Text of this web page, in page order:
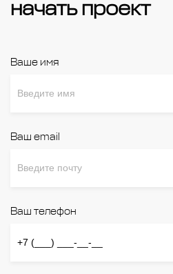
начать проект
Ваше имя
Ваш email
Ваш телефон